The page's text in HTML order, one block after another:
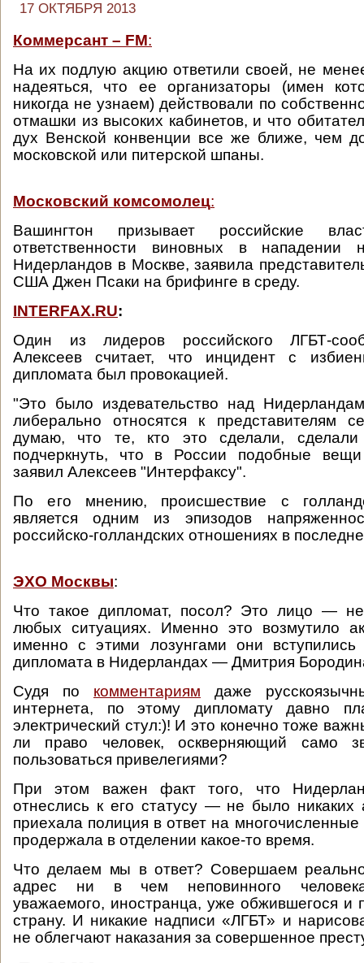
17 ОКТЯБРЯ 2013
Коммерсант – FM:
На их подлую акцию ответили своей, не
надеяться, что ее организаторы (имен
никогда не узнаем) действовали по
отмашки из высоких кабинетов, и что
дух Венской конвенции все же ближе, чем
московской или питерской шпаны.
Московский комсомолец:
Вашингтон призывает российские
ответственности виновных в нападении
Нидерландов в Москве, заявила
США Джен Псаки на брифинге в среду.
INTERFAX.RU:
Один из лидеров российского ЛГБТ-
Алексеев считает, что инцидент с
дипломата был провокацией.
"Это было издевательство над
либерально относятся к представителям
думаю, что те, кто это сделали,
подчеркнуть, что в России подобные
заявил Алексеев "Интерфаксу".
По его мнению, происшествие с
является одним из эпизодов
российско-голландских отношениях в
ЭХО Москвы:
Что такое дипломат, посол? Это лицо —
любых ситуациях. Именно это возмутило
именно с этими лозунгами они
дипломата в Нидерландах — Дмитрия
Судя по комментариям даже
интернета, по этому дипломату давно
электрический стул:)! И это конечно тоже
ли право человек, оскверняющий само
пользоваться привелегиями?
При этом важен факт того, что
отнеслись к его статусу — не было никаких
приехала полиция в ответ на
продержала в отделении какое-то время.
Что делаем мы в ответ? Совершаем
адрес ни в чем неповинного человека,
уважаемого, иностранца, уже обжившегося и
страну. И никакие надписи «ЛГБТ» и
не облегчают наказания за совершенное